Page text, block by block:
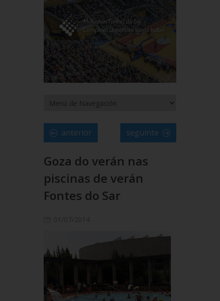
anterior seguinte
Goza do verán nas
piscinas de verán
Fontes do Sar